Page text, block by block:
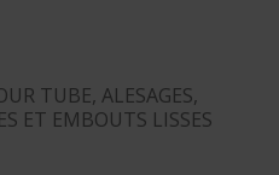
TUBE, ALESAGES,
ET EMBOUTS LISSES